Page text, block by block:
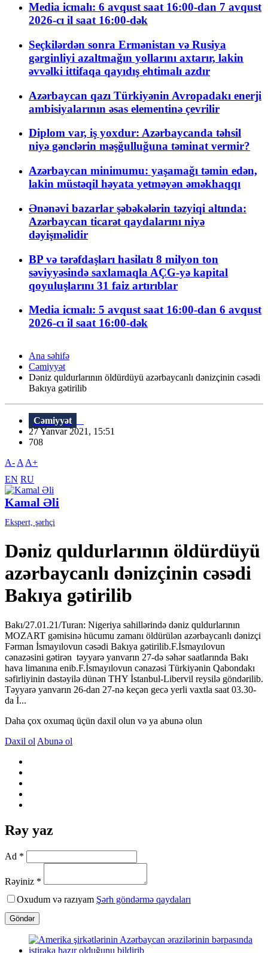
Media icmalı: 6 avqust saat 16:00-dan 7 avqust
2026-cı il saat 16:00-dək
Seçkilərdən sonra Ermənistan və Rusiya
gərginliyi azaltmağın yollarını axtarır, lakin
əvvəlki ittifaqa qayıdış ehtimalı azdır
Azərbaycan qazı Türkiyənin Avropadakı enerji
ambisiyalarının əsas elementinə çevrilir
Diplom var, iş yoxdur: Azərbaycanda təhsil
niyə gənclərin məşğulluğuna təminat vermir?
Azərbaycan minimumu: yaşamağı təmin edən,
lakin müstəqil həyata yetməyən əməkhaqqı
Ənənəvi bazarlar şəbəkələrin təzyiqi altında:
Azərbaycan ticarət qaydalarını niyə
dəyişməlidir
BP və tərəfdaşları hasilatı 8 milyon ton
səviyyəsində saxlamaqla AÇG-yə kapital
qoyuluşlarını 31 faiz artırıblar
Media icmalı: 5 avqust saat 16:00-dan 6 avqust
2026-cı il saat 16:00-dək
Ana səhifə
Cəmiyyət
Dəniz quldurlarının öldürdüyü azərbaycanlı dənizçinin cəsədi
Bakıya gətirilib
Cəmiyyət
27 Yanvar 2021, 15:51
708
A- A A+
EN RU
Kamal Əli
Ekspert, şərhçi
Dəniz quldurlarının öldürdüyü
azərbaycanlı dənizçinin cəsədi
Bakıya gətirilib
Bakı/27.01.21/Turan: Nigeriya sahillərində dəniz quldurlarının
MOZART gəmisinə hücumu zamanı öldürülən azərbaycanlı dənizçi
Fərman İsmayılovun cəsədi Bakıya gətirilib.F.İsmayılovun
cənazəsini gətirən təyyarə yanvarın 27-də səhər saatlarında Bakı
hava limanına enib.F.İsmayılovun cənazəsi Türkiyənin Qabondakı
səfirliyinin dəstəyilə dünən THY İstanbul-Libervil reysilə göndərilib.
Təyyarə yanvarın 26-dan 27-nə keçən gecə yerli vaxtla saat 03.30-
da İ...
Daha çox oxumaq üçün daxil olun və ya abunə olun
Daxil ol Abunə ol
Rəy yaz
Ad *
Rəyiniz *
Oxudum və razıyam Şərh göndərmə qaydaları
Göndər